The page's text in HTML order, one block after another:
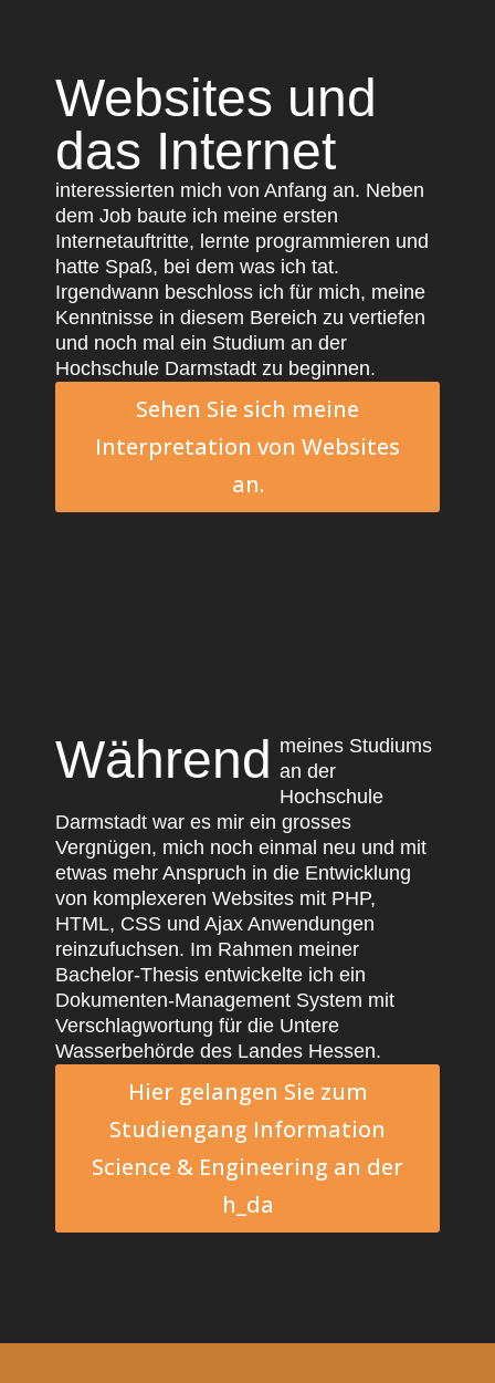
Websites und
das Internet
interessierten mich von Anfang an. Neben
dem Job baute ich meine ersten
Internetauftritte, lernte programmieren und
hatte Spaß, bei dem was ich tat.
Irgendwann beschloss ich für mich, meine
Kenntnisse in diesem Bereich zu vertiefen
und noch mal ein Studium an der
Hochschule Darmstadt zu beginnen.
Sehen Sie sich meine
Interpretation von Websites
an.
Während meines Studiums
an der
Hochschule
Darmstadt war es mir ein grosses
Vergnügen, mich noch einmal neu und mit
etwas mehr Anspruch in die Entwicklung
von komplexeren Websites mit PHP,
HTML, CSS und Ajax Anwendungen
reinzufuchsen. Im Rahmen meiner
Bachelor-Thesis entwickelte ich ein
Dokumenten-Management System mit
Verschlagwortung für die Untere
Wasserbehörde des Landes Hessen.
Hier gelangen Sie zum
Studiengang Information
Science & Engineering an der
h_da